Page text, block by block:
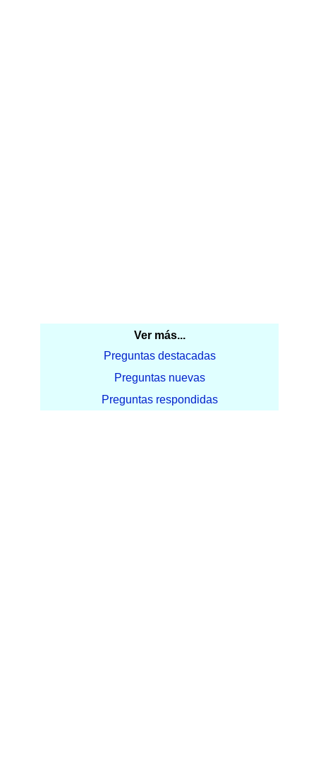
Ver más...
Preguntas destacadas
Preguntas nuevas
Preguntas respondidas